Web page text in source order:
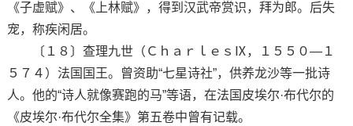
《子虚赋》、《上林赋》，得到汉武帝赏识，拜为郎。后失
宠，称疾闲居。
〔１８〕查理九世（ＣｈａｒｌｅｓⅨ，１５５０—１
５７４）法国国王。曾资助“七星诗社”，供养龙沙等一批诗
人。他的“诗人就像赛跑的马”等语，在法国皮埃尔·布代尔的
《皮埃尔·布代尔全集》第五卷中曾有记载。